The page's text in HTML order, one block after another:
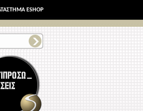
ESHOP